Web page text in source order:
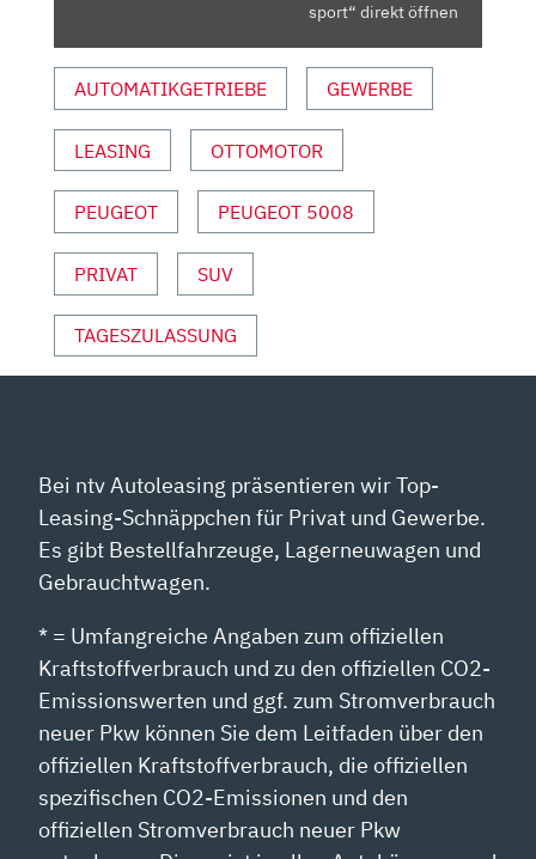
AUTO
MOTOR
UND
SPORT“
YOUTUBE
ANZEIGEN
sport“ direkt öffnen
AUTOMATIKGETRIEBE GEWERBE
LEASING OTTOMOTOR
PEUGEOT PEUGEOT 5008
PRIVAT SUV
TAGESZULASSUNG
Bei ntv Autoleasing präsentieren wir Top-
Leasing-Schnäppchen für Privat und Gewerbe.
Es gibt Bestellfahrzeuge, Lagerneuwagen und
Gebrauchtwagen.
* = Umfangreiche Angaben zum offiziellen
Kraftstoffverbrauch und zu den offiziellen CO2-
Emissionswerten und ggf. zum Stromverbrauch
neuer Pkw können Sie dem Leitfaden über den
offiziellen Kraftstoffverbrauch, die offiziellen
spezifischen CO2-Emissionen und den
offiziellen Stromverbrauch neuer Pkw